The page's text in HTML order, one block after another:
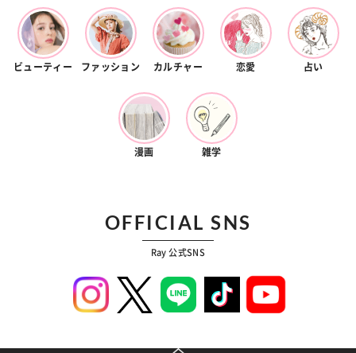
ビューティー ファッション カルチャー 恋愛 占い
漫画 雑学
OFFICIAL SNS
Ray 公式SNS